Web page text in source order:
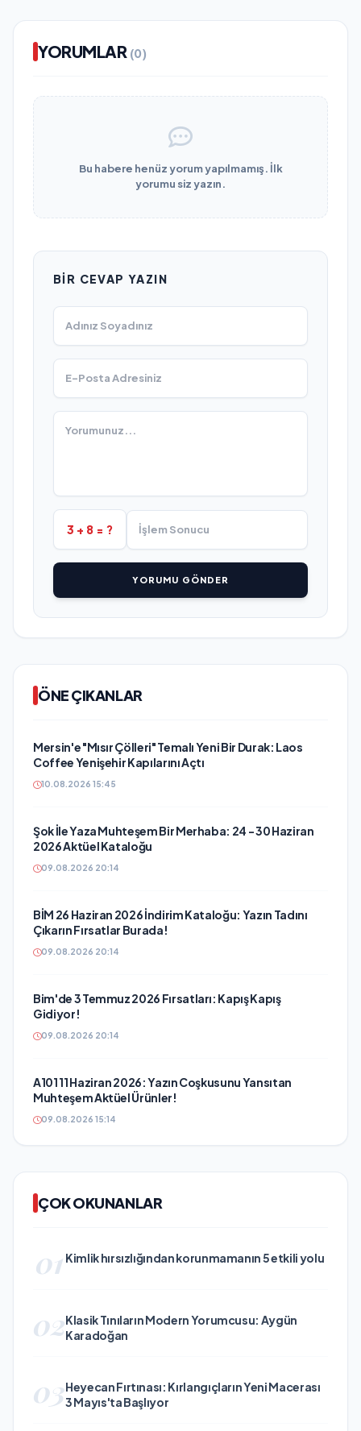
YORUMLAR (0)
Bu habere henüz yorum yapılmamış. İlk
yorumu siz yazın.
BIR CEVAP YAZIN
3 + 8 = ?
YORUMU GÖNDER
ÖNE ÇIKANLAR
Mersin'e "Mısır Çölleri" Temalı Yeni Bir Durak: Laos
Coffee Yenişehir Kapılarını Açtı
10.08.2026 15:45
Şok İle Yaza Muhteşem Bir Merhaba: 24 - 30 Haziran
2026 Aktüel Kataloğu
09.08.2026 20:14
BİM 26 Haziran 2026 İndirim Kataloğu: Yazın Tadını
Çıkarın Fırsatlar Burada!
09.08.2026 20:14
Bim'de 3 Temmuz 2026 Fırsatları: Kapış Kapış
Gidiyor!
09.08.2026 20:14
A101 11 Haziran 2026: Yazın Coşkusunu Yansıtan
Muhteşem Aktüel Ürünler!
09.08.2026 15:14
ÇOK OKUNANLAR
01 Kimlik hırsızlığından korunmamanın 5 etkili yolu
02Klasik Tınıların Modern Yorumcusu: Aygün
Karadoğan
03Heyecan Fırtınası: Kırlangıçların Yeni Macerası
3 Mayıs'ta Başlıyor